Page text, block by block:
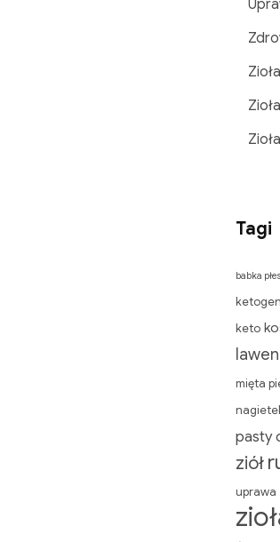
Tagi
babka
keto
mięta
nagietek
pasty
ziół
uprawa